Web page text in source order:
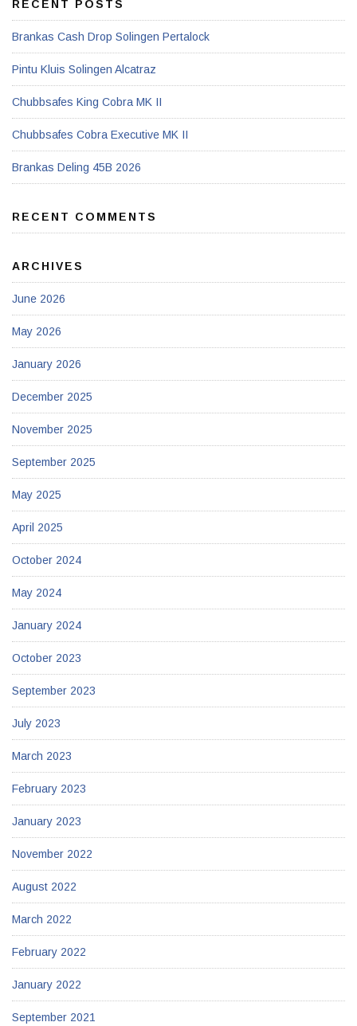
RECENT POSTS
Brankas Cash Drop Solingen Pertalock
Pintu Kluis Solingen Alcatraz
Chubbsafes King Cobra MK II
Chubbsafes Cobra Executive MK II
Brankas Deling 45B 2026
RECENT COMMENTS
ARCHIVES
June 2026
May 2026
January 2026
December 2025
November 2025
September 2025
May 2025
April 2025
October 2024
May 2024
January 2024
October 2023
September 2023
July 2023
March 2023
February 2023
January 2023
November 2022
August 2022
March 2022
February 2022
January 2022
September 2021